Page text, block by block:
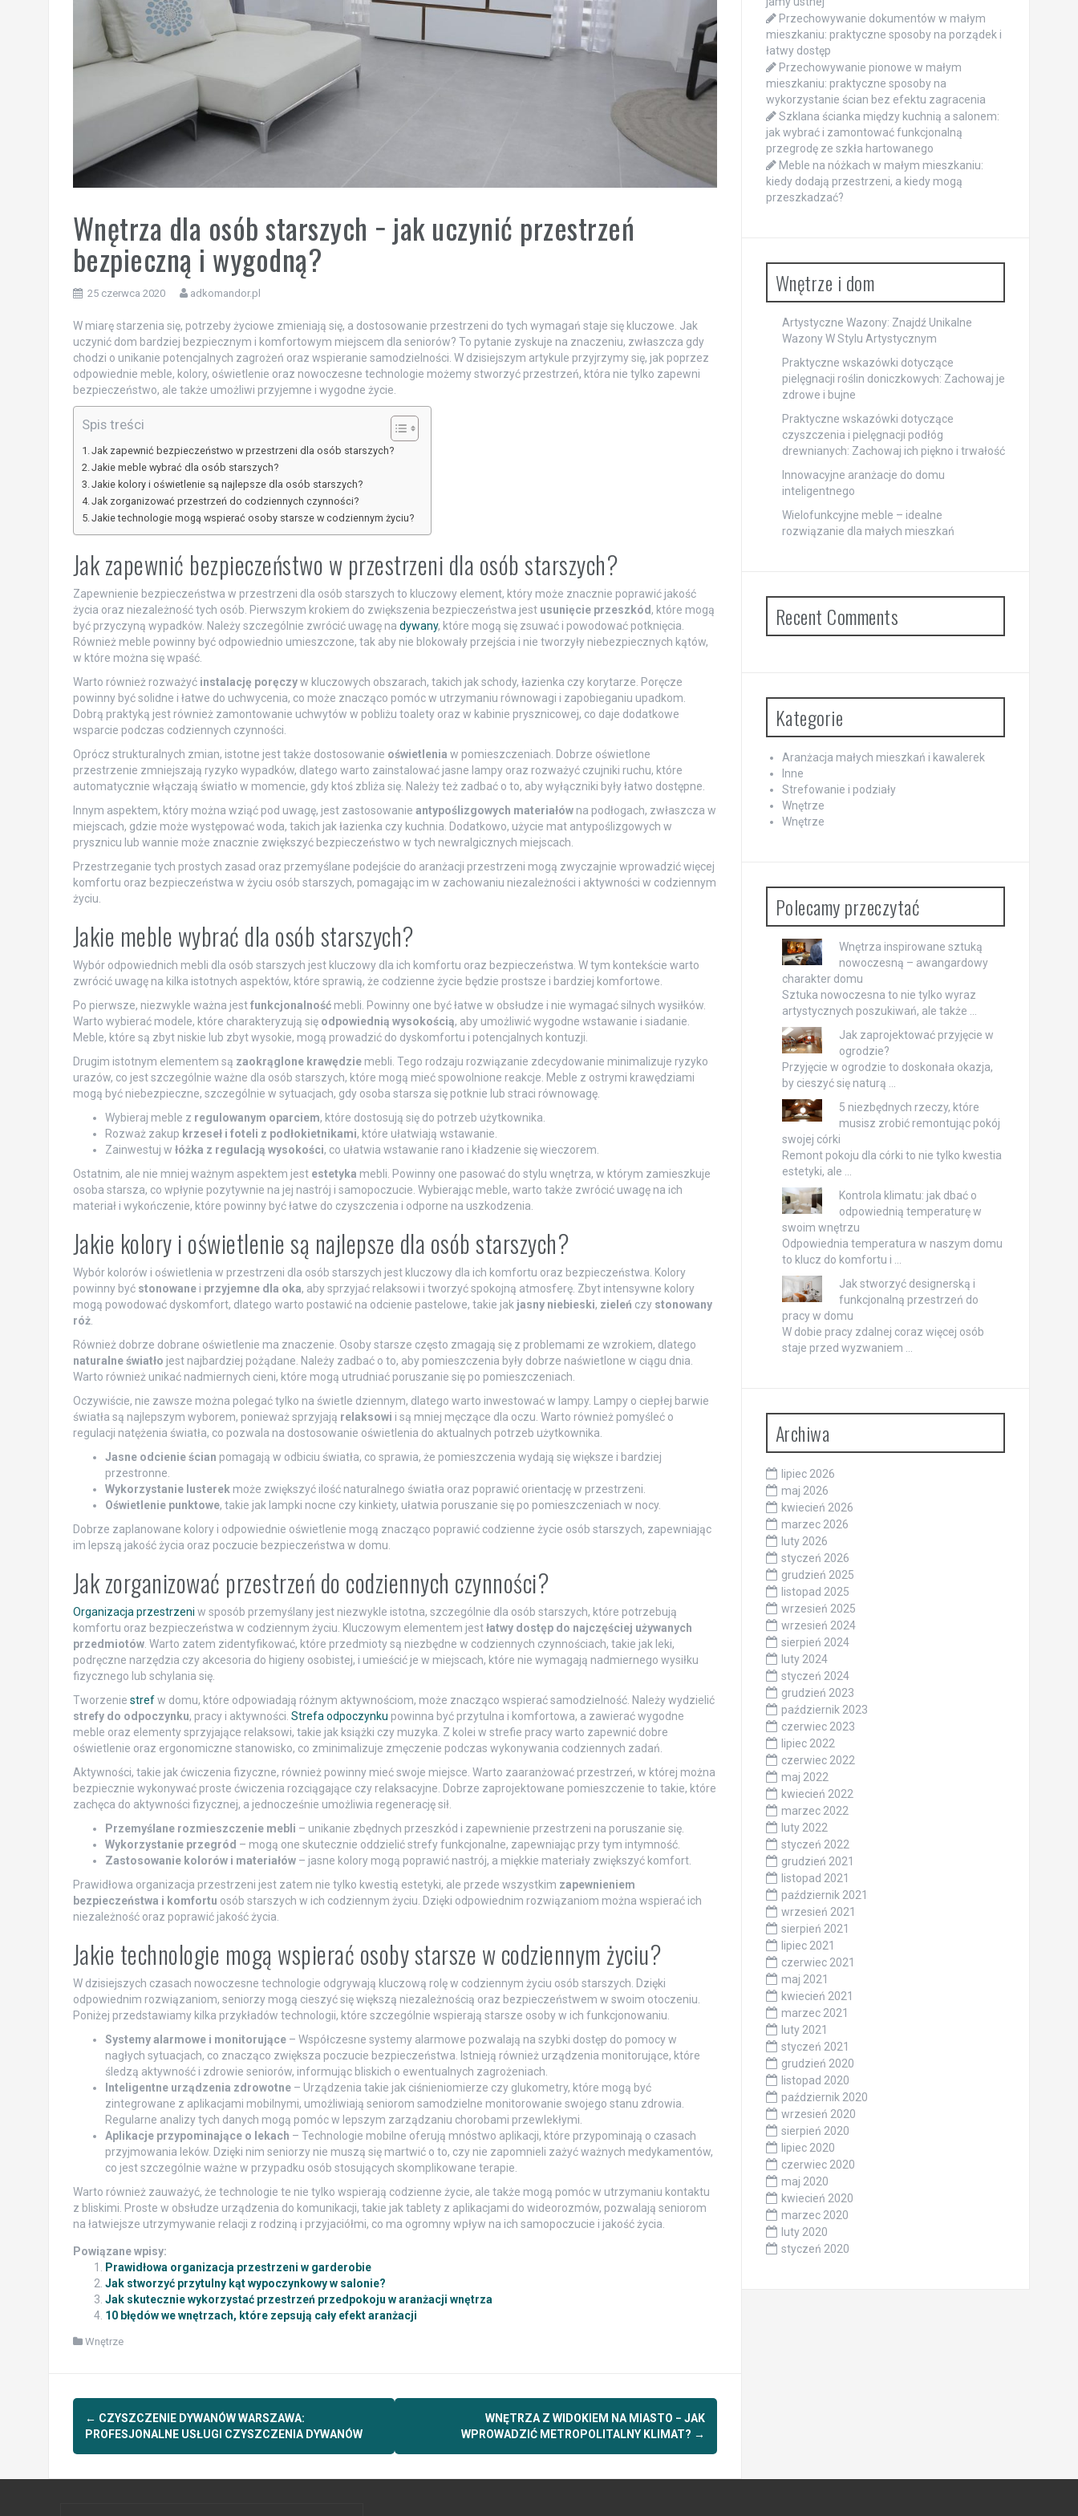
Wnętrza dla osób starszych − jak uczynić przestrzeń
bezpieczną i wygodną?
25 czerwca 2020 adkomandor.pl
W miarę starzenia się, potrzeby życiowe zmieniają się, a dostosowanie przestrzeni do tych wymagań staje się kluczowe. Jak
uczynić dom bardziej bezpiecznym i komfortowym miejscem dla seniorów? To pytanie zyskuje na znaczeniu, zwłaszcza gdy
chodzi o unikanie potencjalnych zagrożeń oraz wspieranie samodzielności. W dzisiejszym artykule przyjrzymy się, jak poprzez
odpowiednie meble, kolory, oświetlenie oraz nowoczesne technologie możemy stworzyć przestrzeń, która nie tylko zapewni
bezpieczeństwo, ale także umożliwi przyjemne i wygodne życie.
Spis treści
Jak zapewnić bezpieczeństwo w przestrzeni dla osób starszych?
Jakie meble wybrać dla osób starszych?
Jakie kolory i oświetlenie są najlepsze dla osób starszych?
Jak zorganizować przestrzeń do codziennych czynności?
Jakie technologie mogą wspierać osoby starsze w codziennym życiu?
Jak zapewnić bezpieczeństwo w przestrzeni dla osób starszych?
Zapewnienie bezpieczeństwa w przestrzeni dla osób starszych to kluczowy element, który może znacznie poprawić jakość
życia oraz niezależność tych osób. Pierwszym krokiem do zwiększenia bezpieczeństwa jest usunięcie przeszkód , które mogą
być przyczyną wypadków. Należy szczególnie zwrócić uwagę na dywany, które mogą się zsuwać i powodować potknięcia.
Również meble powinny być odpowiednio umieszczone, tak aby nie blokowały przejścia i nie tworzyły niebezpiecznych kątów,
w które można się wpaść.
Warto również rozważyć instalację poręczyw kluczowych obszarach, takich jak schody, łazienka czy korytarze. Poręcze
powinny być solidne i łatwe do uchwycenia, co może znacząco pomóc w utrzymaniu równowagi i zapobieganiu upadkom.
Dobrą praktyką jest również zamontowanie uchwytów w pobliżu toalety oraz w kabinie prysznicowej, co daje dodatkowe
wsparcie podczas codziennych czynności.
Oprócz strukturalnych zmian, istotne jest także dostosowanie oświetlenia w pomieszczeniach. Dobrze oświetlone
przestrzenie zmniejszają ryzyko wypadków, dlatego warto zainstalować jasne lampy oraz rozważyć czujniki ruchu, które
automatycznie włączają światło w momencie, gdy ktoś zbliża się. Należy też zadbać o to, aby wyłączniki były łatwo dostępne.
Innym aspektem, który można wziąć pod uwagę, jest zastosowanie antypoślizgowych materiałówna podłogach, zwłaszcza w
miejscach, gdzie może występować woda, takich jak łazienka czy kuchnia. Dodatkowo, użycie mat antypoślizgowych w
prysznicu lub wannie może znacznie zwiększyć bezpieczeństwo w tych newralgicznych miejscach.
Przestrzeganie tych prostych zasad oraz przemyślane podejście do aranżacji przestrzeni mogą zwyczajnie wprowadzić więcej
komfortu oraz bezpieczeństwa w życiu osób starszych, pomagając im w zachowaniu niezależności i aktywności w codziennym
życiu.
Jakie meble wybrać dla osób starszych?
Wybór odpowiednich mebli dla osób starszych jest kluczowy dla ich komfortu oraz bezpieczeństwa. W tym kontekście warto
zwrócić uwagę na kilka istotnych aspektów, które sprawią, że codzienne życie będzie prostsze i bardziej komfortowe.
Po pierwsze, niezwykle ważna jestfunkcjonalnośćmebli. Powinny one być łatwe w obsłudze i nie wymagać silnych wysiłków.
Warto wybierać modele, które charakteryzują się odpowiednią wysokością, aby umożliwić wygodne wstawanie i siadanie.
Meble, które są zbyt niskie lub zbyt wysokie, mogą prowadzić do dyskomfortu i potencjalnych kontuzji.
Drugim istotnym elementem są zaokrąglone krawędziemebli. Tego rodzaju rozwiązanie zdecydowanie minimalizuje ryzyko
urazów, co jest szczególnie ważne dla osób starszych, które mogą mieć spowolnione reakcje. Meble z ostrymi krawędziami
mogą być niebezpieczne, szczególnie w sytuacjach, gdy osoba starsza się potknie lub straci równowagę.
Wybieraj meble z regulowanym oparciem, które dostosują się do potrzeb użytkownika.
Rozważ zakup krzeseł i foteli z podłokietnikami, które ułatwiają wstawanie.
Zainwestuj w łóżka z regulacją wysokości, co ułatwia wstawanie rano i kładzenie się wieczorem.
Ostatnim, ale nie mniej ważnym aspektem jest estetyka mebli. Powinny one pasować do stylu wnętrza, w którym zamieszkuje
osoba starsza, co wpłynie pozytywnie na jej nastrój i samopoczucie. Wybierając meble, warto także zwrócić uwagę na ich
materiał i wykończenie, które powinny być łatwe do czyszczenia i odporne na uszkodzenia.
Jakie kolory i oświetlenie są najlepsze dla osób starszych?
Wybór kolorów i oświetlenia w przestrzeni dla osób starszych jest kluczowy dla ich komfortu oraz bezpieczeństwa. Kolory
powinny być stonowanei przyjemne dla oka, aby sprzyjać relaksowi i tworzyć spokojną atmosferę. Zbyt intensywne kolory
mogą powodować dyskomfort, dlatego warto postawić na odcienie pastelowe, takie jak jasny niebieski, zieleń czy stonowany
róż.
Również dobrze dobrane oświetlenie ma znaczenie. Osoby starsze często zmagają się z problemami ze wzrokiem, dlatego
naturalne światło jest najbardziej pożądane. Należy zadbać o to, aby pomieszczenia były dobrze naświetlone w ciągu dnia.
Warto również unikać nadmiernych cieni, które mogą utrudniać poruszanie się po pomieszczeniach.
Oczywiście, nie zawsze można polegać tylko na świetle dziennym, dlatego warto inwestować w lampy. Lampy o ciepłej barwie
światła są najlepszym wyborem, ponieważ sprzyjają relaksowi i są mniej męczące dla oczu. Warto również pomyśleć o
regulacji natężenia światła, co pozwala na dostosowanie oświetlenia do aktualnych potrzeb użytkownika.
Jasne odcienie ścian pomagają w odbiciu światła, co sprawia, że pomieszczenia wydają się większe i bardziej
przestronne.
Wykorzystanie lusterekmoże zwiększyć ilość naturalnego światła oraz poprawić orientację w przestrzeni.
Oświetlenie punktowe, takie jak lampki nocne czy kinkiety, ułatwia poruszanie się po pomieszczeniach w nocy.
Dobrze zaplanowane kolory i odpowiednie oświetlenie mogą znacząco poprawić codzienne życie osób starszych, zapewniając
im lepszą jakość życia oraz poczucie bezpieczeństwa w domu.
Jak zorganizować przestrzeń do codziennych czynności?
Organizacja przestrzeni w sposób przemyślany jest niezwykle istotna, szczególnie dla osób starszych, które potrzebują
komfortu oraz bezpieczeństwa w codziennym życiu. Kluczowym elementem jestłatwy dostęp do najczęściej używanych
przedmiotów. Warto zatem zidentyfikować, które przedmioty są niezbędne w codziennych czynnościach, takie jak leki,
podręczne narzędzia czy akcesoria do higieny osobistej, i umieścić je w miejscach, które nie wymagają nadmiernego wysiłku
fizycznego lub schylania się.
Tworzenie strefw domu, które odpowiadają różnym aktywnościom, może znacząco wspierać samodzielność. Należy wydzielić
strefy do odpoczynku, pracy i aktywności. Strefa odpoczynku powinna być przytulna i komfortowa, a zawierać wygodne
meble oraz elementy sprzyjające relaksowi, takie jak książki czy muzyka. Z kolei w strefie pracy warto zapewnić dobre
oświetlenie oraz ergonomiczne stanowisko, co zminimalizuje zmęczenie podczas wykonywania codziennych zadań.
Aktywności, takie jak ćwiczenia fizyczne, również powinny mieć swoje miejsce. Warto zaaranżować przestrzeń, w której można
bezpiecznie wykonywać proste ćwiczenia rozciągające czy relaksacyjne. Dobrze zaprojektowane pomieszczenie to takie, które
zachęca do aktywności fizycznej, a jednocześnie umożliwia regenerację sił.
Przemyślane rozmieszczenie mebli – unikanie zbędnych przeszkód i zapewnienie przestrzeni na poruszanie się.
Wykorzystanie przegród – mogą one skutecznie oddzielić strefy funkcjonalne, zapewniając przy tym intymność.
Zastosowanie kolorów i materiałów– jasne kolory mogą poprawić nastrój, a miękkie materiały zwiększyć komfort.
Prawidłowa organizacja przestrzeni jest zatem nie tylko kwestią estetyki, ale przede wszystkim zapewnieniem
bezpieczeństwa i komfortu osób starszych w ich codziennym życiu. Dzięki odpowiednim rozwiązaniom można wspierać ich
niezależność oraz poprawić jakość życia.
Jakie technologie mogą wspierać osoby starsze w codziennym życiu?
W dzisiejszych czasach nowoczesne technologie odgrywają kluczową rolę w codziennym życiu osób starszych. Dzięki
odpowiednim rozwiązaniom, seniorzy mogą cieszyć się większą niezależnością oraz bezpieczeństwem w swoim otoczeniu.
Poniżej przedstawiamy kilka przykładów technologii, które szczególnie wspierają starsze osoby w ich funkcjonowaniu.
Systemy alarmowe i monitorujące– Współczesne systemy alarmowe pozwalają na szybki dostęp do pomocy w
nagłych sytuacjach, co znacząco zwiększa poczucie bezpieczeństwa. Istnieją również urządzenia monitorujące, które
śledzą aktywność i zdrowie seniorów, informując bliskich o ewentualnych zagrożeniach.
Inteligentne urządzenia zdrowotne– Urządzenia takie jak ciśnieniomierze czy glukometry, które mogą być
zintegrowane z aplikacjami mobilnymi, umożliwiają seniorom samodzielne monitorowanie swojego stanu zdrowia.
Regularne analizy tych danych mogą pomóc w lepszym zarządzaniu chorobami przewlekłymi.
Aplikacje przypominające o lekach – Technologie mobilne oferują mnóstwo aplikacji, które przypominają o czasach
przyjmowania leków. Dzięki nim seniorzy nie muszą się martwić o to, czy nie zapomnieli zażyć ważnych medykamentów,
co jest szczególnie ważne w przypadku osób stosujących skomplikowane terapie.
Warto również zauważyć, że technologie te nie tylko wspierają codzienne życie, ale także mogą pomóc w utrzymaniu kontaktu
z bliskimi. Proste w obsłudze urządzenia do komunikacji, takie jak tablety z aplikacjami do wideorozmów, pozwalają seniorom
na łatwiejsze utrzymywanie relacji z rodziną i przyjaciółmi, co ma ogromny wpływ na ich samopoczucie i jakość życia.
Powiązane wpisy:
Prawidłowa organizacja przestrzeni w garderobie
Jak stworzyć przytulny kąt wypoczynkowy w salonie?
Jak skutecznie wykorzystać przestrzeń przedpokoju w aranżacji wnętrza
10 błędów we wnętrzach, które zepsują cały efekt aranżacji
Wnętrze
Post
navigation
← CZYSZCZENIE DYWANÓW WARSZAWA:
PROFESJONALNE USŁUGI CZYSZCZENIA DYWANÓW
WNĘTRZA Z WIDOKIEM NA MIASTO − JAK
WPROWADZIĆ METROPOLITALNY KLIMAT? →
Przechowywanie dokumentów w małym
mieszkaniu: praktyczne sposoby na porządek i
łatwy dostęp
Przechowywanie pionowe w małym
mieszkaniu: praktyczne sposoby na
wykorzystanie ścian bez efektu zagracenia
Szklana ścianka między kuchnią a salonem:
jak wybrać i zamontować funkcjonalną
przegrodę ze szkła hartowanego
Meble na nóżkach w małym mieszkaniu:
kiedy dodają przestrzeni, a kiedy mogą
przeszkadzać?
Wnętrze i dom
Artystyczne Wazony: Znajdź Unikalne
Wazony W Stylu Artystycznym
Praktyczne wskazówki dotyczące
pielęgnacji roślin doniczkowych: Zachowaj je
zdrowe i bujne
Praktyczne wskazówki dotyczące
czyszczenia i pielęgnacji podłóg
drewnianych: Zachowaj ich piękno i trwałość
Innowacyjne aranżacje do domu
inteligentnego
Wielofunkcyjne meble – idealne
rozwiązanie dla małych mieszkań
Recent Comments
Kategorie
Aranżacja małych mieszkań i kawalerek
Inne
Strefowanie i podziały
Wnętrze
Wnętrze
Polecamy przeczytać
Wnętrza inspirowane sztuką
nowoczesną – awangardowy
charakter domu
Sztuka nowoczesna to nie tylko wyraz
artystycznych poszukiwań, ale także …
Jak zaprojektować przyjęcie w
ogrodzie?
Przyjęcie w ogrodzie to doskonała okazja,
by cieszyć się naturą …
5 niezbędnych rzeczy, które
musisz zrobić remontując pokój
swojej córki
Remont pokoju dla córki to nie tylko kwestia
estetyki, ale …
Kontrola klimatu: jak dbać o
odpowiednią temperaturę w
swoim wnętrzu
Odpowiednia temperatura w naszym domu
to klucz do komfortu i …
Jak stworzyć designerską i
funkcjonalną przestrzeń do
pracy w domu
W dobie pracy zdalnej coraz więcej osób
staje przed wyzwaniem …
Archiwa
lipiec 2026
maj 2026
kwiecień 2026
marzec 2026
luty 2026
styczeń 2026
grudzień 2025
listopad 2025
wrzesień 2025
wrzesień 2024
sierpień 2024
luty 2024
styczeń 2024
grudzień 2023
październik 2023
czerwiec 2023
lipiec 2022
czerwiec 2022
maj 2022
kwiecień 2022
marzec 2022
luty 2022
styczeń 2022
grudzień 2021
listopad 2021
październik 2021
wrzesień 2021
sierpień 2021
lipiec 2021
czerwiec 2021
maj 2021
kwiecień 2021
marzec 2021
luty 2021
styczeń 2021
grudzień 2020
listopad 2020
październik 2020
wrzesień 2020
sierpień 2020
lipiec 2020
czerwiec 2020
maj 2020
kwiecień 2020
marzec 2020
luty 2020
styczeń 2020